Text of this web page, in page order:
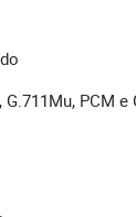
PCM e